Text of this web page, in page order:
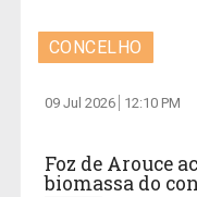
CONCELHO
09 Jul 2026 12:10 PM
Foz de Arouce
biomassa do